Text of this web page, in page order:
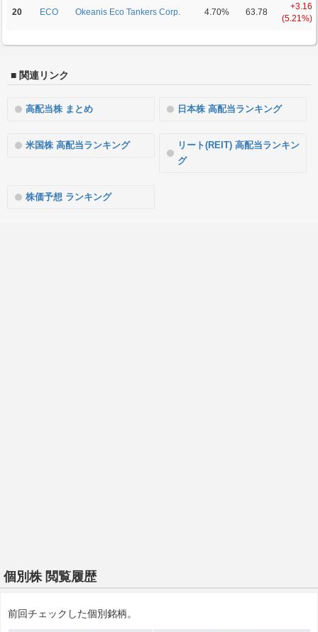
20 ECO Okeanis Eco Tankers Corp. 4.70% 63.78
+3.16
(5.21%)
■ 関連リンク
高配当株 まとめ 日本株 高配当ランキング
米国株 高配当ランキング
リート(REIT) 高配当ランキン
グ
株価予想 ランキング
個別株 閲覧履歴
前回チェックした個別銘柄。